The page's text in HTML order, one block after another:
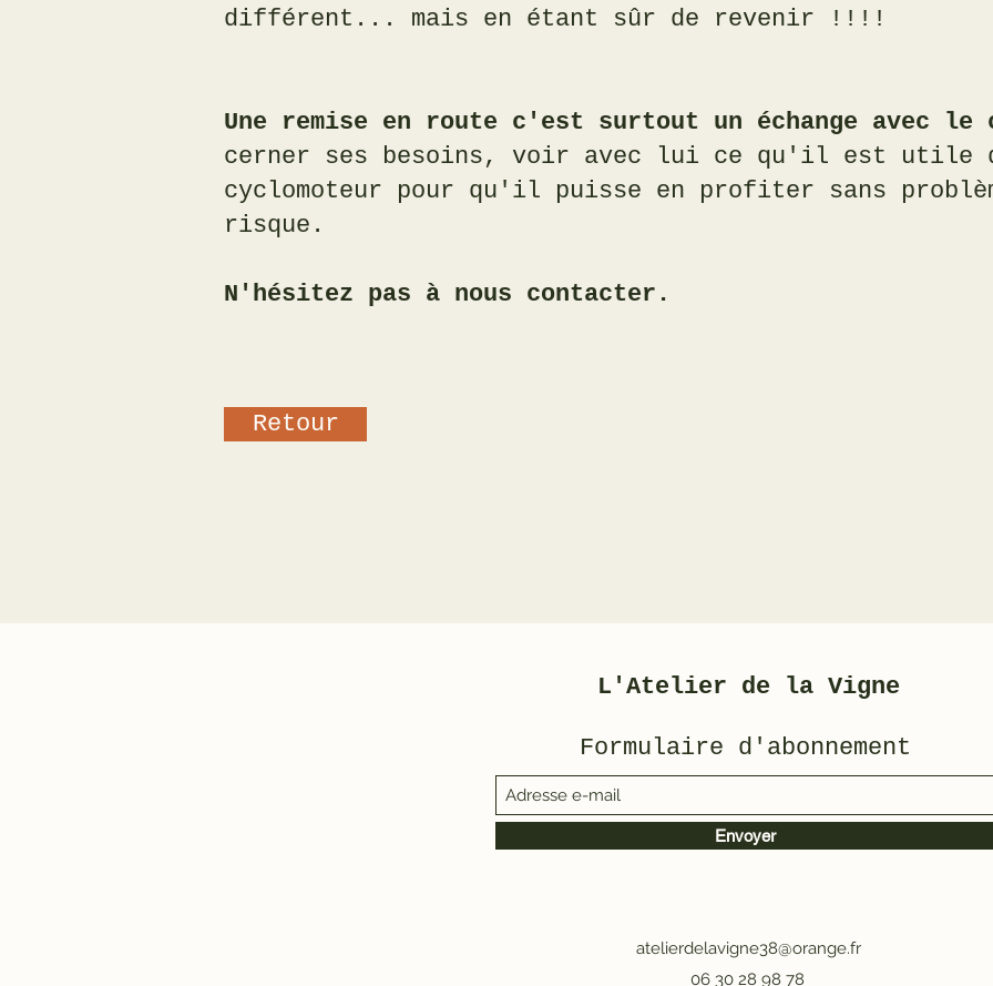
différent... mais en étant sûr de revenir !!!!
Une remise en route c'est surtout un échange avec
cerner ses besoins, voir avec lui ce qu'il est utile
cyclomoteur pour qu'il puisse en profiter sans
risque.
N'hésitez pas à nous contacter.
Retour
L'Atelier de la Vigne
Formulaire d'abonnement
Envoyer
atelierdelavigne38@orange.fr
06 30 28 98 78